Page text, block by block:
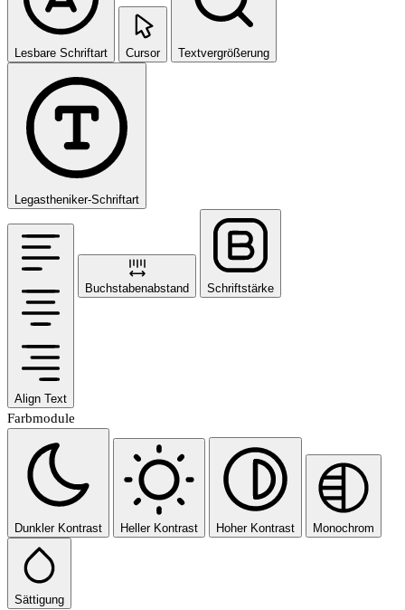
Lesbare Schriftart Cursor Textvergrößerung
Legastheniker-Schriftart
Align Text
Buchstabenabstand Schriftstärke
Farbmodule
Dunkler Kontrast Heller Kontrast Hoher Kontrast Monochrom
Sättigung